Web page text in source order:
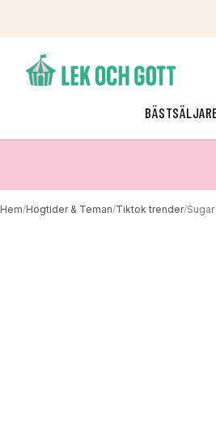
Hem/Högtider & Teman/Tiktok trender/